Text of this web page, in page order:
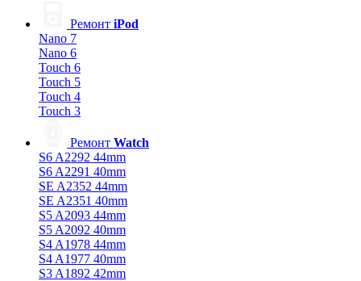
Ремонт iPod
Nano 7
Nano 6
Touch 6
Touch 5
Touch 4
Touch 3
Ремонт Watch
S6 A2292 44mm
S6 A2291 40mm
SE A2352 44mm
SE A2351 40mm
S5 A2093 44mm
S5 A2092 40mm
S4 A1978 44mm
S4 A1977 40mm
S3 A1892 42mm